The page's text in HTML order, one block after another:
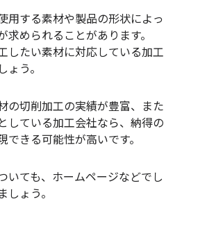
用する素材や製品の形状によっ
求められることがあります。
したい素材に対応している加工
う。
の切削加工の実績が豊富、また
している加工会社なら、納得の
できる可能性が高いです。
いても、ホームページなどでし
しょう。